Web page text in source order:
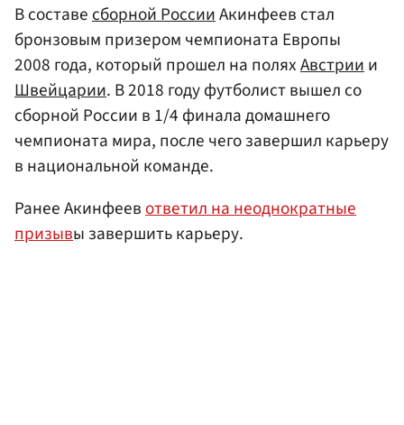
В составесборной РоссииАкинфеев стал
бронзовым призером чемпионата Европы
2008 года, который прошел на поляхАвстриии
Швейцарии. В 2018 году футболист вышел со
сборной России в 1/4 финала домашнего
чемпионата мира, после чего завершил карьеру
в национальной команде.
Ранее Акинфеевответил на неоднократные
призывы завершить карьеру.